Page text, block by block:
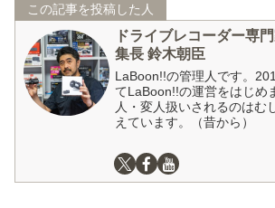
この記事を投稿した人
ドライブレコーダー専
集長 鈴木朝臣
LaBoon!!の管理人です。
てLaBoon!!の運営をはじめ
人・変人扱いされるのはむ
えています。（昔から）